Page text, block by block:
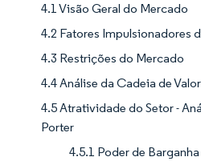
4.1 Visão Geral do Mercado
4.2 Fatores Impulsionadores
4.3 Restrições do Mercado
4.4 Análise da Cadeia de
4.5 Atratividade do Setor -
Porter
4.5.1 Poder de